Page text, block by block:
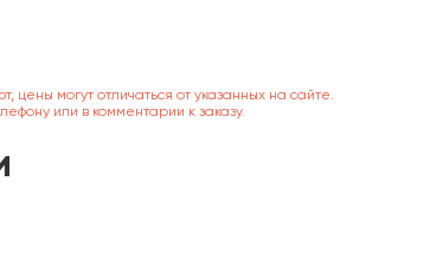
цены могут отличаться от указанных на сайте.
или в комментарии к заказу.